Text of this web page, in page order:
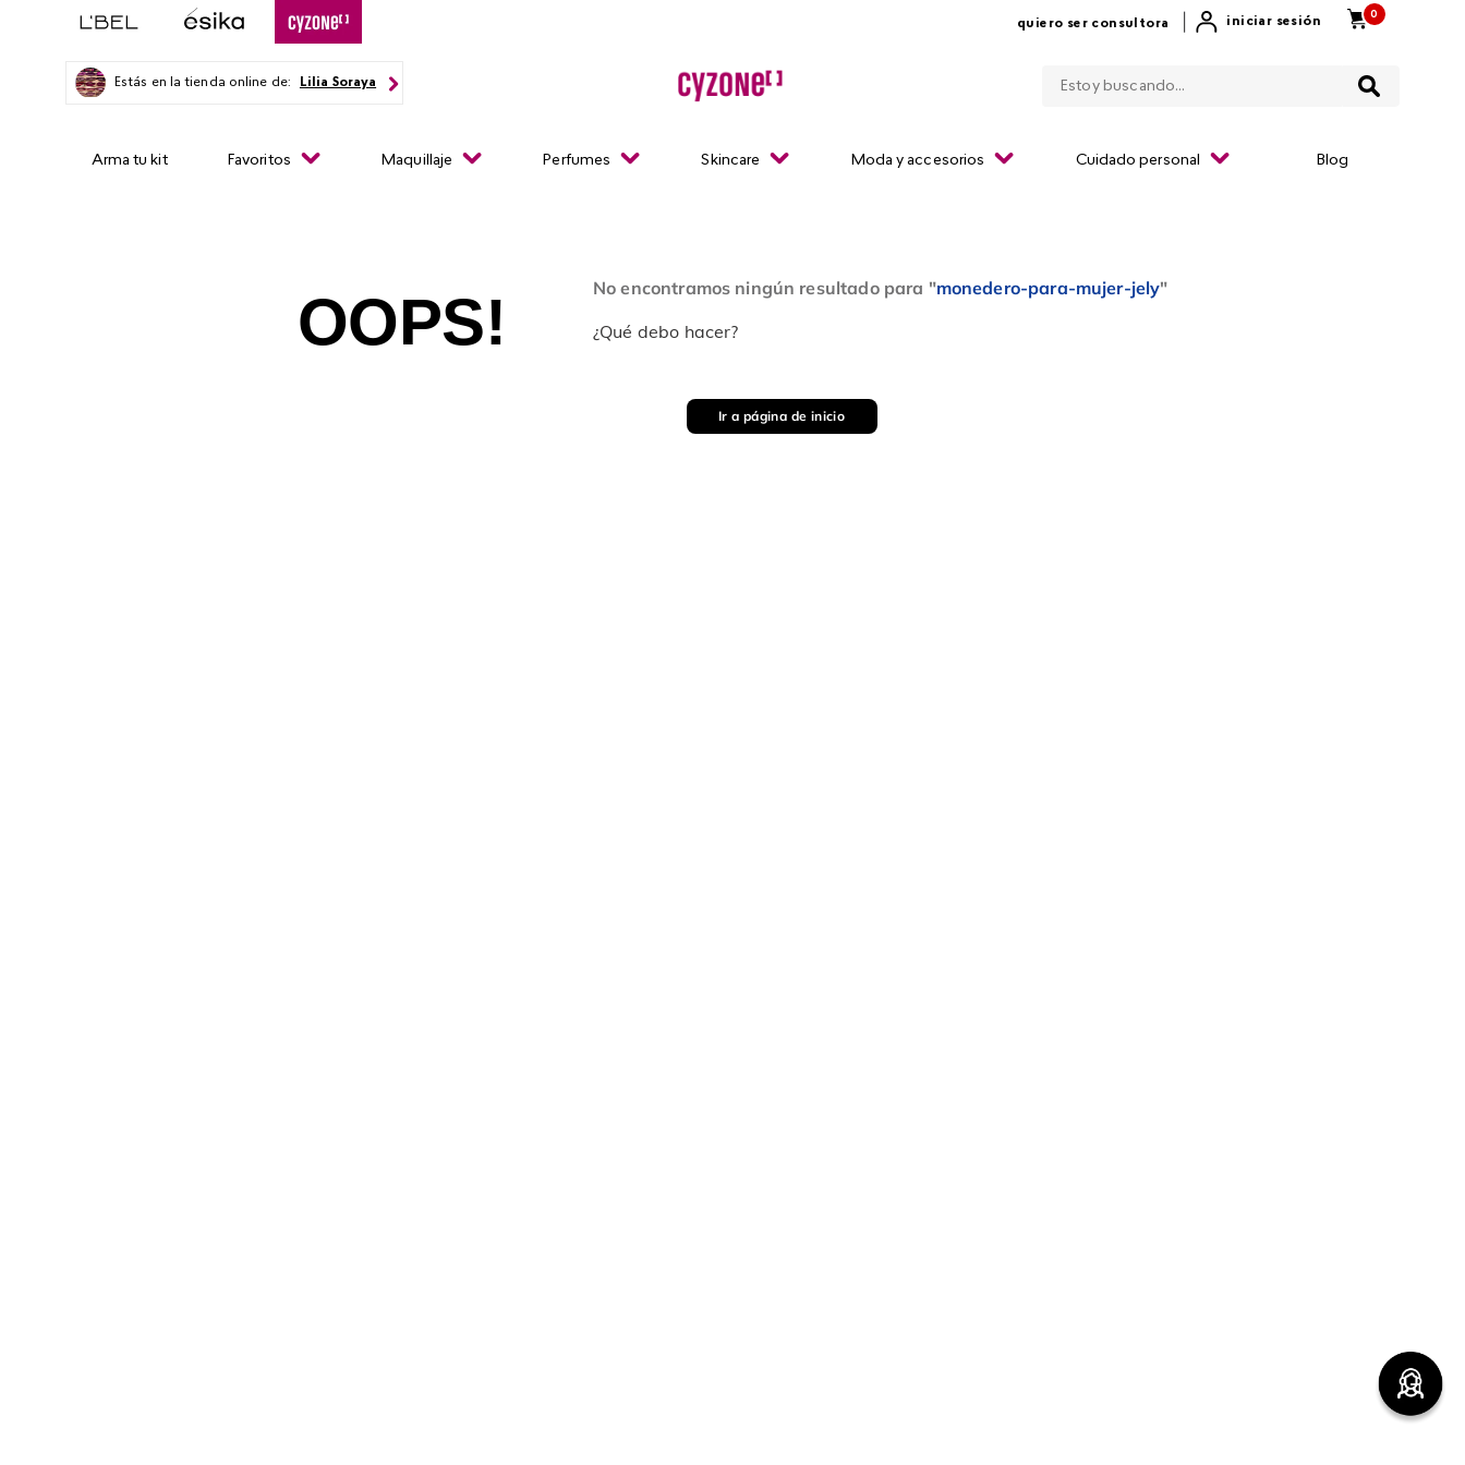
quiero ser consultora iniciar sesión
0
Estás en la tienda online de: Lilia Soraya
Arma tu kit Favoritos Maquillaje Perfumes Skincare Moda y accesorios Cuidado personal Blog
OOPS! No encontramos ningún resultado para "monedero-para-mujer-jely"
¿Qué debo hacer?
Ir a página de inicio